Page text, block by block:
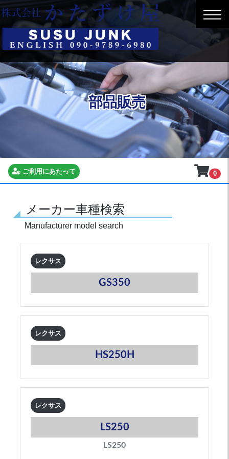
部品販売
ご利用にあたって 0
メーカー車種検索
Manufacturer model search
レクサス
GS350
レクサス
HS250H
レクサス
LS250
LS250